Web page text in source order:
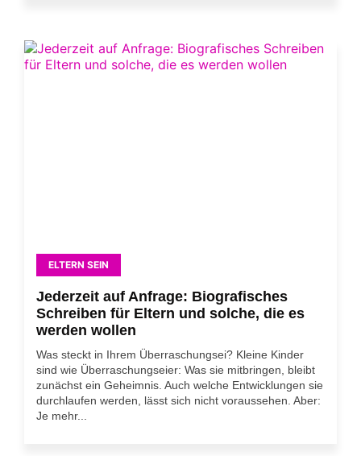
ELTERN SEIN
Jederzeit auf Anfrage: Biografisches
Schreiben für Eltern und solche, die es
werden wollen
Was steckt in Ihrem Überraschungsei? Kleine Kinder
sind wie Überraschungseier: Was sie mitbringen, bleibt
zunächst ein Geheimnis. Auch welche Entwicklungen sie
durchlaufen werden, lässt sich nicht voraussehen. Aber:
Je mehr...